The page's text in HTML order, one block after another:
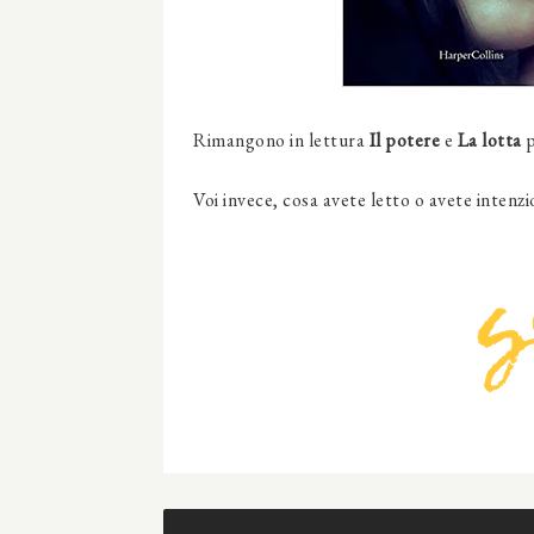
Rimangono in letturaIl poteree La lotta
Voi invece, cosa avete letto o avete